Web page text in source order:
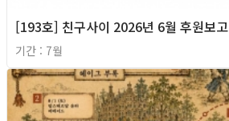
[193호] 친구사이 2026년 6월 후원보고
기간 : 7월